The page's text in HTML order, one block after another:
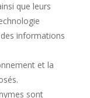
que leurs
informations
et la
sont